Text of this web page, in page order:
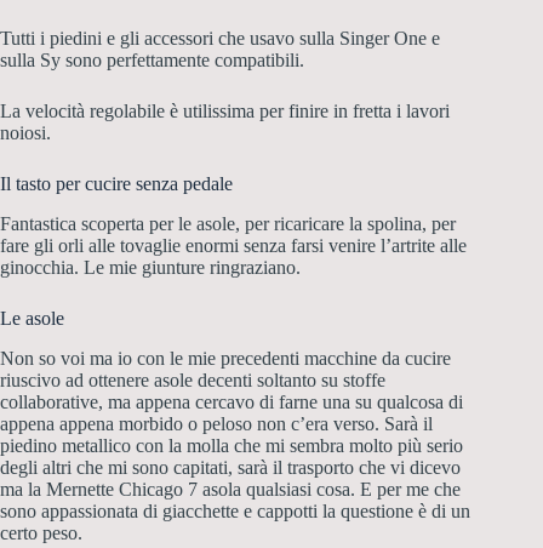
Tutti i piedini e gli accessori che usavo sulla Singer One e
sulla Sy sono perfettamente compatibili.
La velocità regolabile è utilissima per finire in fretta i lavori
noiosi.
Il tasto per cucire senza pedale
Fantastica scoperta per le asole, per ricaricare la spolina, per
fare gli orli alle tovaglie enormi senza farsi venire l’artrite alle
ginocchia. Le mie giunture ringraziano.
Le asole
Non so voi ma io con le mie precedenti macchine da cucire
riuscivo ad ottenere asole decenti soltanto su stoffe
collaborative, ma appena cercavo di farne una su qualcosa di
appena appena morbido o peloso non c’era verso. Sarà il
piedino metallico con la molla che mi sembra molto più serio
degli altri che mi sono capitati, sarà il trasporto che vi dicevo
ma la Mernette Chicago 7 asola qualsiasi cosa. E per me che
sono appassionata di giacchette e cappotti la questione è di un
certo peso.